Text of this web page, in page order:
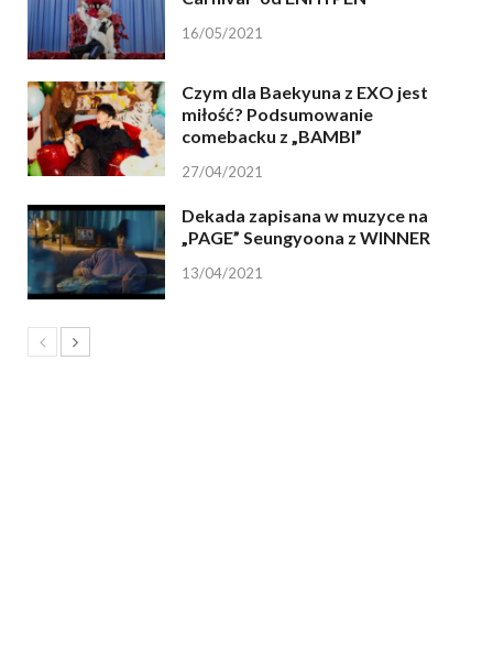
16/05/2021
Czym dla Baekyuna z EXO jest
miłość? Podsumowanie
comebacku z „BAMBI”
27/04/2021
Dekada zapisana w muzyce na
„PAGE” Seungyoona z WINNER
13/04/2021